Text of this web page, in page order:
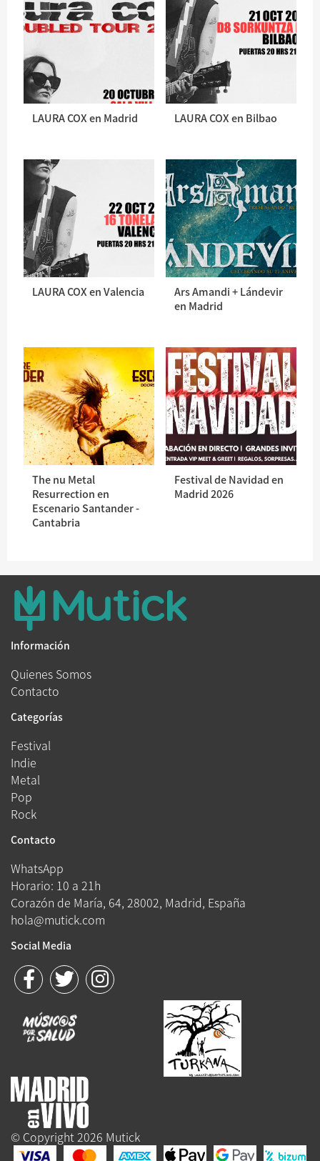
LAURA COX en Madrid LAURA COX en Bilbao
LAURA COX en Valencia
Ars Amandi + Lándevir
en Madrid
The nu Metal
Resurrection en
Escenario Santander -
Cantabria
Festival de Navidad en
Madrid 2026
Información
Quienes Somos
Contacto
Categorías
Festival
Indie
Metal
Pop
Rock
Contacto
WhatsApp
Horario: 10 a 21h
Corazón de María, 64, 28002, Madrid, España
hola@mutick.com
Social Media
© Copyright 2026 Mutick